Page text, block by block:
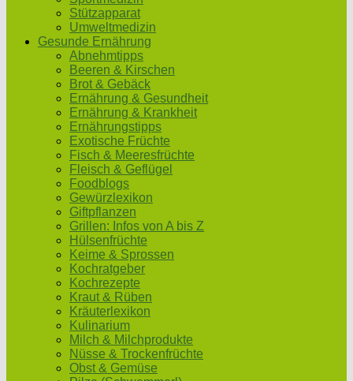
Stützapparat
Umweltmedizin
Gesunde Ernährung
Abnehmtipps
Beeren & Kirschen
Brot & Gebäck
Ernährung & Gesundheit
Ernährung & Krankheit
Ernährungstipps
Exotische Früchte
Fisch & Meeresfrüchte
Fleisch & Geflügel
Foodblogs
Gewürzlexikon
Giftpflanzen
Grillen: Infos von A bis Z
Hülsenfrüchte
Keime & Sprossen
Kochratgeber
Kochrezepte
Kraut & Rüben
Kräuterlexikon
Kulinarium
Milch & Milchprodukte
Nüsse & Trockenfrüchte
Obst & Gemüse